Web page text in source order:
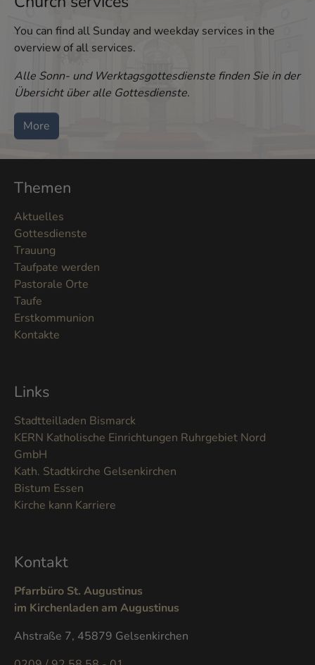
You can find all Sunday and weekday services in the
overview of all services.
Alle Sonn- und Werktagsgottesdienste finden Sie in der
Übersicht über alle Gottesdienste.
More
Themen
Aktuelles
Gottesdienste
Trauung
Taufpate werden
Pastorale Orte
Taufe
Erstkommunion
Kontakte
Links
Stadtteilladen Bismarck
KERN Katholische Einrichtungen Ruhrgebiet Nord
GmbH
Kath. Stadtkirche Gelsenkirchen
Bistum Essen
Kirche kann Karriere
Kontakt
Pfarrbüro St. Augustinus
im Kirchenladen am Augustinus
Ahstraße 7, 45879 Gelsenkirchen